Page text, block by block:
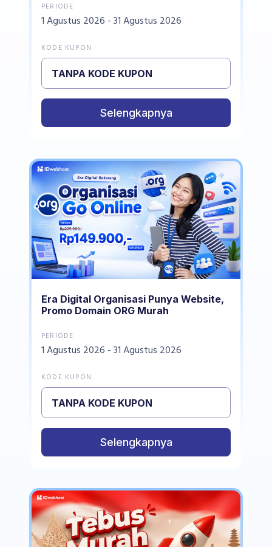
PERIODE
1 Agustus 2026 - 31 Agustus 2026
KODE KUPON
TANPA KODE KUPON
Selengkapnya
Era Digital Organisasi Punya Website,
Promo Domain ORG Murah
PERIODE
1 Agustus 2026 - 31 Agustus 2026
KODE KUPON
TANPA KODE KUPON
Selengkapnya